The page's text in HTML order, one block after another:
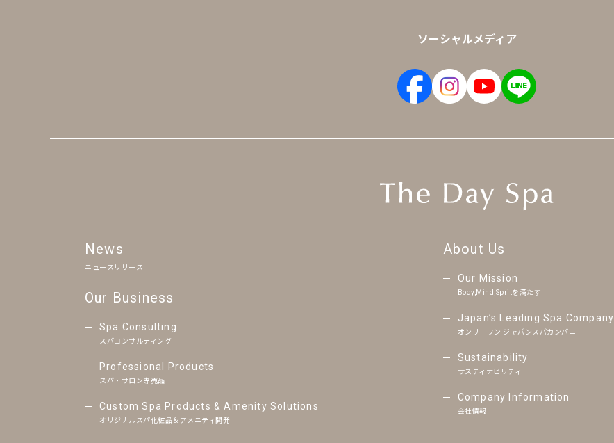
ソーシャルメディア
News
ニュースリリース
Our Business
Spa Consulting
スパコンサルティング
Professional Products
スパ・サロン専売品
Custom Spa Products & Amenity Solutions
オリジナルスパ化粧品＆アメニティ開発
About Us
Our Mission
Body,Mind,Spritを満たす
Japan’s Leading Spa Company
オンリーワン ジャパンスパカンパニー
Sustainability
サスティナビリティ
Company Information
会社情報